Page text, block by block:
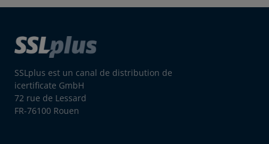
SSLplus est un canal de distribution de
icertificate GmbH
72 rue de Lessard
FR-76100 Rouen